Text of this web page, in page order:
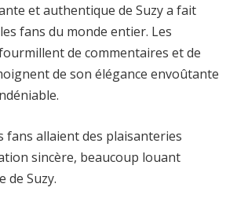
et authentique de Suzy a fait
fans du monde entier. Les
de commentaires et de
de son élégance envoûtante
fans allaient des plaisanteries
sincère, beaucoup louant
de Suzy.